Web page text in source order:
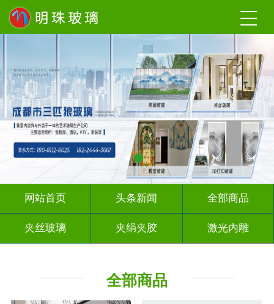
网站首页 头条新闻 全部商品
夹丝玻璃 夹绢夹胶 激光内雕
其它玻璃
全部商品